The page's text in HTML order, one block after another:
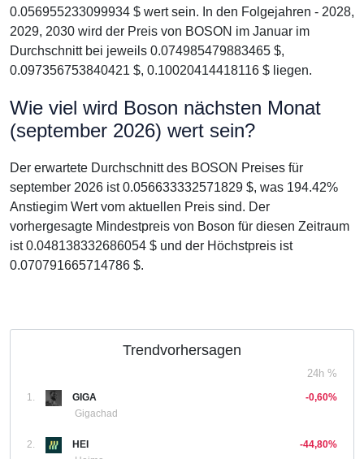
0.056955233099934 $ wert sein. In den Folgejahren - 2028,
2029, 2030 wird der Preis von BOSON im Januar im
Durchschnitt bei jeweils 0.074985479883465 $,
0.097356753840421 $, 0.10020414418116 $ liegen.
Wie viel wird Boson nächsten Monat
(september 2026) wert sein?
Der erwartete Durchschnitt des BOSON Preises für
september 2026 ist 0.056633332571829 $, was 194.42%
Anstiegim Wert vom aktuellen Preis sind. Der
vorhergesagte Mindestpreis von Boson für diesen Zeitraum
ist 0.048138332686054 $ und der Höchstpreis ist
0.070791665714786 $.
Trendvorhersagen
24h %
1.
GIGA
Gigachad
-0,60%
2.
HEI
-44,80%